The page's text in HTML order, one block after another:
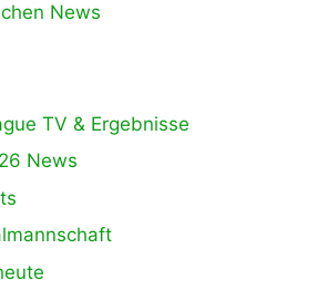
News
TV & Ergebnisse
News